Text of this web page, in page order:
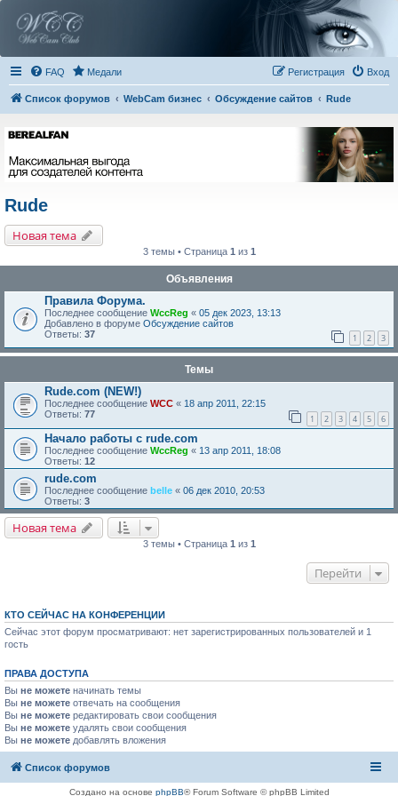
FAQ Медали Вход
Регистрация
Список форумов WebCam бизнес Обсуждение сайтов Rude
Rude
Новая тема
3 темы • Страница 1 из 1
Объявления
Правила Форума.
Последнее сообщение WccReg « 05 дек 2023, 13:13
Добавлено в форуме Обсуждение сайтов
Ответы: 37 1 2 3
Темы
Rude.com (NEW!)
Последнее сообщение WCC « 18 апр 2011, 22:15
Ответы: 77 1 2 3 4 5 6
Начало работы с rude.com
Последнее сообщение WccReg « 13 апр 2011, 18:08
Ответы: 12
rude.com
Последнее сообщение belle « 06 дек 2010, 20:53
Ответы: 3
Новая тема
3 темы • Страница 1 из 1
Перейти
КТО СЕЙЧАС НА КОНФЕРЕНЦИИ
Сейчас этот форум просматривают: нет зарегистрированных пользователей и 1
гость
ПРАВА ДОСТУПА
Вы не можете начинать темы
Вы не можете отвечать на сообщения
Вы не можете редактировать свои сообщения
Вы не можете удалять свои сообщения
Вы не можете добавлять вложения
Список форумов
Создано на основе phpBB® Forum Software © phpBB Limited